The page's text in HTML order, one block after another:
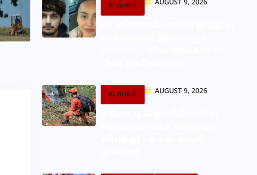
உலகம் AUGUST 9, 2026
உலகம் AUGUST 9, 2026